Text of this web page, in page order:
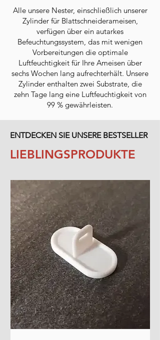
Alle unsere Nester, einschließlich unserer
Zylinder für Blattschneiderameisen,
verfügen über ein autarkes
Befeuchtungssystem, das mit wenigen
Vorbereitungen die optimale
Luftfeuchtigkeit für Ihre Ameisen über
sechs Wochen lang aufrechterhält. Unsere
Zylinder enthalten zwei Substrate, die
zehn Tage lang eine Luftfeuchtigkeit von
99 % gewährleisten.
ENTDECKEN SIE UNSERE BESTSELLER
LIEBLINGSPRODUKTE